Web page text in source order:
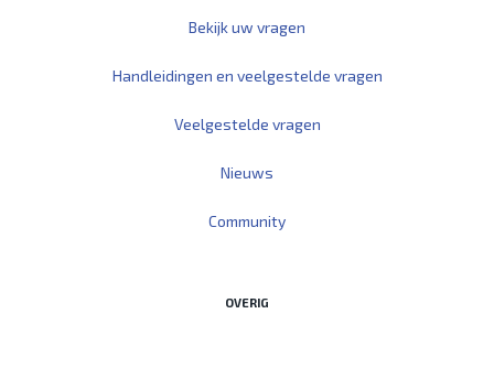
Bekijk uw vragen
Handleidingen en veelgestelde vragen
Veelgestelde vragen
Nieuws
Community
OVERIG